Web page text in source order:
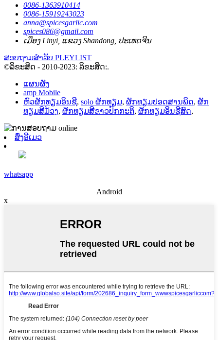
0086-1363910414
0086-15919243023
anna@spicesgarlic.com
spices086@gmail.com
ເມືອງ Linyi, ແຂວງ Shandong, ປະເທດຈີນ
ສອບຖາມສໍາລັບ PLEYLIST
©ລິຂະສິດ - 2010-2023: ລິຂະສິດ:.
ແຜນຜັງ
amp Mobile
ຫົວຜັກທຽມອິນຊີ, solo ຜັກທຽມ, ຜັກທຽມປອດສານພິດ, ຜັກ
ທຽມສີມ້ວງ, ຜັກທຽມສີຂາວປົກກະຕິ, ຜັກທຽມອິນຊີສົດ,
ສົ່ງອີເມວ
whatsapp
Android
x